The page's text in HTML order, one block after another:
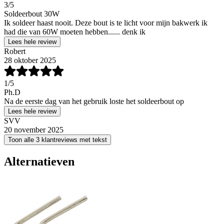
3/5
Soldeerbout 30W
Ik soldeer haast nooit. Deze bout is te licht voor mijn bakwerk ik
had die van 60W moeten hebben...... denk ik
Lees hele review
Robert
28 oktober 2025
1/5
Ph.D
Na de eerste dag van het gebruik loste het soldeerbout op
Lees hele review
SVV
20 november 2025
Toon alle 3 klantreviews met tekst
Alternatieven